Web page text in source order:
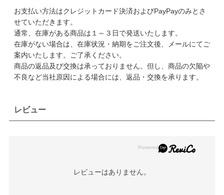
お支払い方法はクレジットカード決済およびPayPayのみとさ
せていただきます。
通常、在庫がある商品は１～３日で発送いたします。
在庫がない場合は、在庫状況・納期をご注文後、メールにてご
案内いたします。ご了承ください。
商品の返品及び交換は承っておりません。但し、商品の欠陥や
不良など当社原因による場合には、返品・交換を承ります。
レビュー
レビューはありません。